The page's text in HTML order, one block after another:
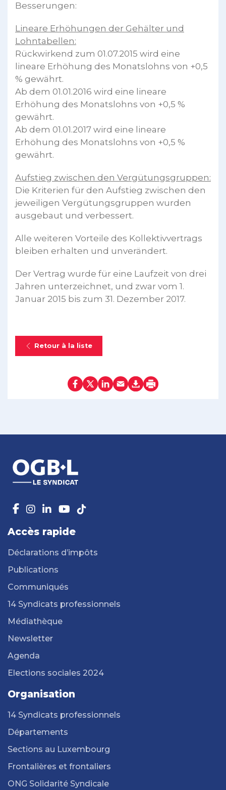
Besserungen:
Lineare Erhöhungen der Gehälter und
Lohntabellen:
Rückwirkend zum 01.07.2015 wird eine
lineare Erhöhung des Monatslohns von +0,5
% gewährt.
Ab dem 01.01.2016 wird eine lineare
Erhöhung des Monatslohns von +0,5 %
gewährt.
Ab dem 01.01.2017 wird eine lineare
Erhöhung des Monatslohns von +0,5 %
gewährt.
Aufstieg zwischen den Vergütungsgruppen:
Die Kriterien für den Aufstieg zwischen den
jeweiligen Vergütungsgruppen wurden
ausgebaut und verbessert.
Alle weiteren Vorteile des Kollektivvertrags
bleiben erhalten und unverändert.
Der Vertrag wurde für eine Laufzeit von drei
Jahren unterzeichnet, und zwar vom 1.
Januar 2015 bis zum 31. Dezember 2017.
Retour à la liste
Accès rapide
Déclarations d’impôts
Publications
Communiqués
14 Syndicats professionnels
Médiathèque
Newsletter
Agenda
Elections sociales 2024
Organisation
14 Syndicats professionnels
Départements
Sections au Luxembourg
Frontalières et frontaliers
ONG Solidarité Syndicale